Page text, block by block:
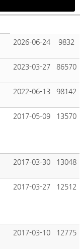
2026-06-24 9832
2023-03-27 86570
2022-06-13 98142
2017-05-09 13570
2017-03-30 13048
2017-03-27 12512
2017-03-10 12775